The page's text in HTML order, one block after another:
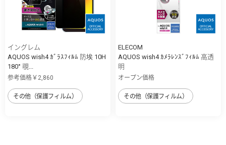
イングレム
AQUOS wish4 ｶﾞﾗｽﾌｨﾙﾑ 防埃 10H
180° 覗...
参考価格￥2,860
その他（保護フィルム）
ELECOM
AQUOS wish4 ｶﾒﾗﾚﾝｽﾞﾌｨﾙﾑ 高透
明
オープン価格
その他（保護フィルム）